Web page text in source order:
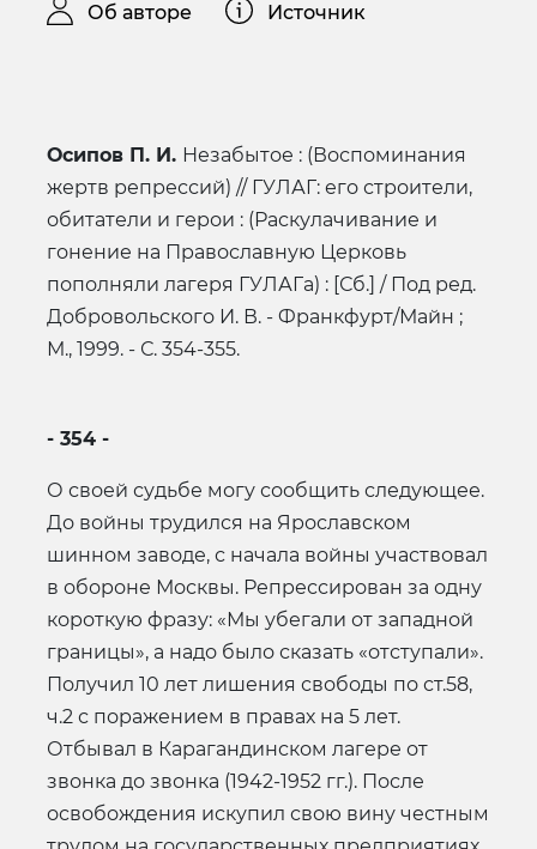
Об авторе Источник
Осипов П. И. Незабытое : (Воспоминания
жертв репрессий) // ГУЛАГ: его строители,
обитатели и герои : (Раскулачивание и
гонение на Православную Церковь
пополняли лагеря ГУЛАГа) : [Сб.] / Под ред.
Добровольского И. В. - Франкфурт/Майн ;
М., 1999. - С. 354-355.
- 354 -
О своей судьбе могу сообщить следующее.
До войны трудился на Ярославском
шинном заводе, с начала войны участвовал
в обороне Москвы. Репрессирован за одну
короткую фразу: «Мы убегали от западной
границы», а надо было сказать «отступали».
Получил 10 лет лишения свободы по ст.58,
ч.2 с поражением в правах на 5 лет.
Отбывал в Карагандинском лагере от
звонка до звонка (1942-1952 гг.). После
освобождения искупил свою вину честным